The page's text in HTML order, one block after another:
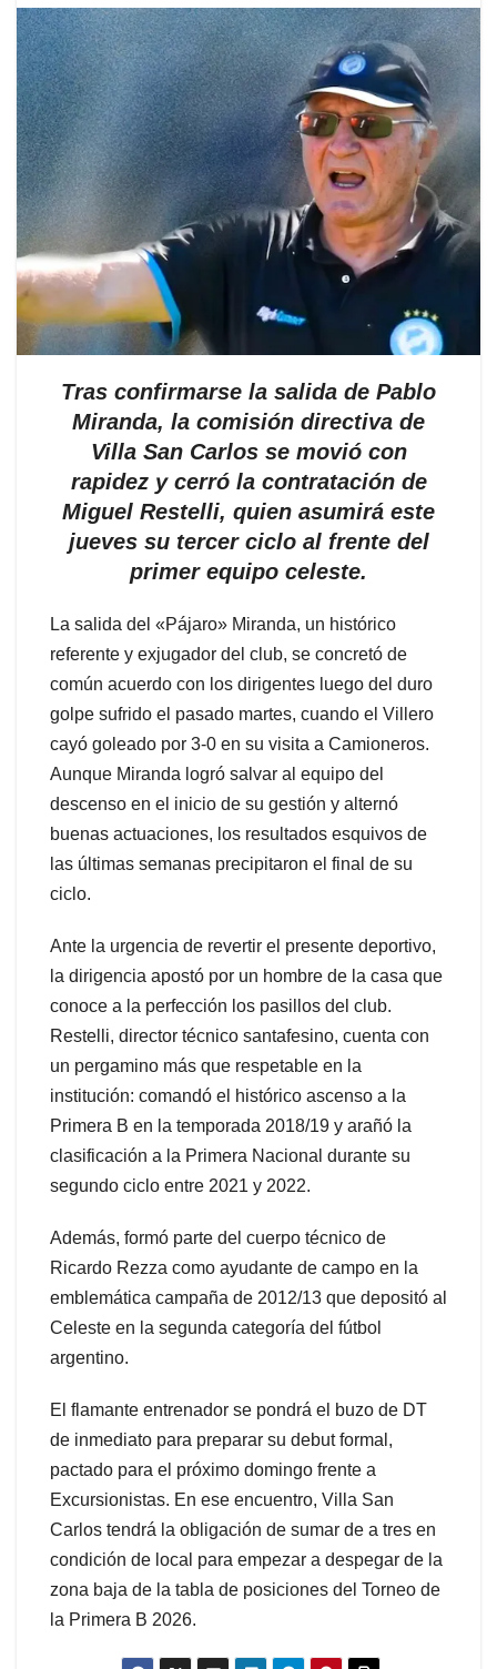
Tras confirmarse la salida de Pablo
Miranda, la comisión directiva de
Villa San Carlos se movió con
rapidez y cerró la contratación de
Miguel Restelli, quien asumirá este
jueves su tercer ciclo al frente del
primer equipo celeste.
La salida del «Pájaro» Miranda, un histórico
referente y exjugador del club, se concretó de
común acuerdo con los dirigentes luego del duro
golpe sufrido el pasado martes, cuando el Villero
cayó goleado por 3-0 en su visita a Camioneros.
Aunque Miranda logró salvar al equipo del
descenso en el inicio de su gestión y alternó
buenas actuaciones, los resultados esquivos de
las últimas semanas precipitaron el final de su
ciclo.
Ante la urgencia de revertir el presente deportivo,
la dirigencia apostó por un hombre de la casa que
conoce a la perfección los pasillos del club.
Restelli, director técnico santafesino, cuenta con
un pergamino más que respetable en la
institución: comandó el histórico ascenso a la
Primera B en la temporada 2018/19 y arañó la
clasificación a la Primera Nacional durante su
segundo ciclo entre 2021 y 2022.
Además, formó parte del cuerpo técnico de
Ricardo Rezza como ayudante de campo en la
emblemática campaña de 2012/13 que depositó al
Celeste en la segunda categoría del fútbol
argentino.
El flamante entrenador se pondrá el buzo de DT
de inmediato para preparar su debut formal,
pactado para el próximo domingo frente a
Excursionistas. En ese encuentro, Villa San
Carlos tendrá la obligación de sumar de a tres en
condición de local para empezar a despegar de la
zona baja de la tabla de posiciones del Torneo de
la Primera B 2026.